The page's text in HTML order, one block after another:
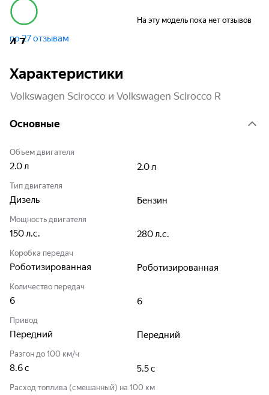
4,7
по 27 отзывам
На эту модель пока нет отзывов
Характеристики
Volkswagen Scirocco и Volkswagen Scirocco R
Основные
Объем двигателя
2.0л 2.0л
Тип двигателя
Дизель Бензин
Мощность двигателя
150л.с. 280л.с.
Коробка передач
Роботизированная Роботизированная
Количество передач
6 6
Привод
Передний Передний
Разгон до 100 км/ч
8.6с 5.5с
Расход топлива (смешанный) на 100 км